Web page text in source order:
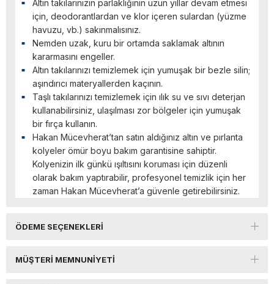
Altın takılarınızın parlaklığının uzun yıllar devam etmesi
için, deodorantlardan ve klor içeren sulardan (yüzme
havuzu, vb.) sakınmalısınız.
Nemden uzak, kuru bir ortamda saklamak altının
kararmasını engeller.
Altın takılarınızı temizlemek için yumuşak bir bezle silin;
aşındırıcı materyallerden kaçının.
Taşlı takılarınızı temizlemek için ılık su ve sıvı deterjan
kullanabilirsiniz, ulaşılması zor bölgeler için yumuşak
bir fırça kullanın.
Hakan Mücevherat’tan satın aldığınız altın ve pırlanta
kolyeler ömür boyu bakım garantisine sahiptir.
Kolyenizin ilk günkü ışıltısını koruması için düzenli
olarak bakım yaptırabilir, profesyonel temizlik için her
zaman Hakan Mücevherat’a güvenle getirebilirsiniz.
ÖDEME SEÇENEKLERI
MÜŞTERI MEMNUNIYETI